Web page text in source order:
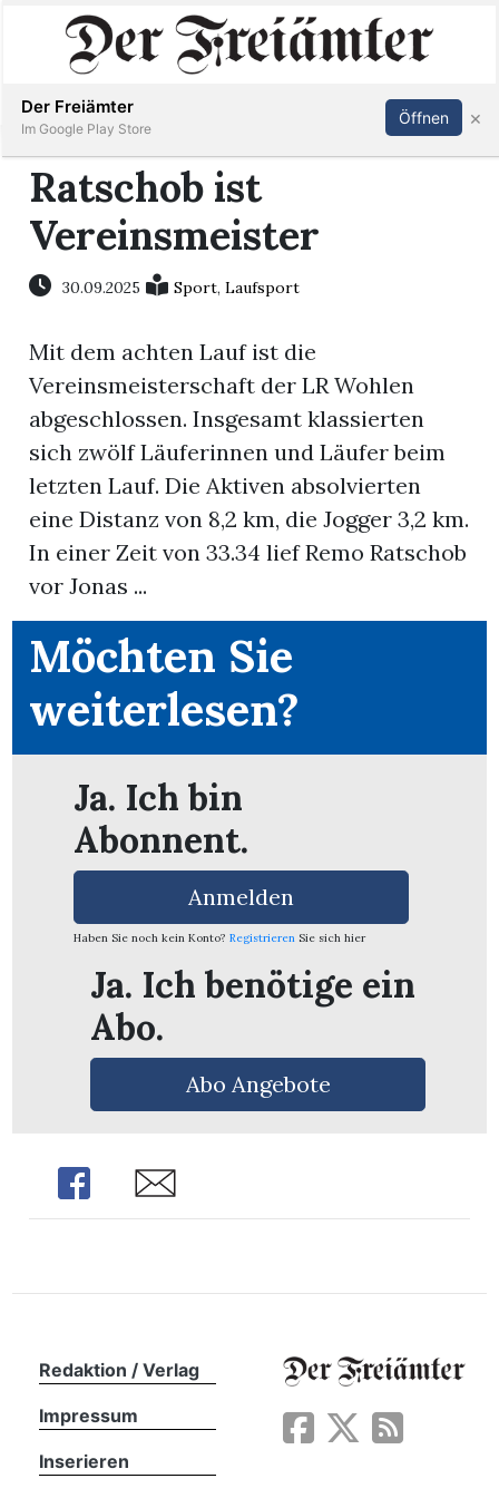
Immobilien
Veranstaltungen
Stellen
E-
Paper
Newsletter
App
Inserieren Abonnieren Anmelden
Ratschob ist
Vereinsmeister
30.09.2025 Sport,Laufsport
Mit dem achten Lauf ist die
Vereinsmeisterschaft der LR Wohlen
abgeschlossen. Insgesamt klassierten
sich zwölf Läuferinnen und Läufer beim
letzten Lauf. Die Aktiven absolvierten
eine Distanz von 8,2 km, die Jogger 3,2 km.
In einer Zeit von 33.34 lief Remo Ratschob
vor Jonas ...
Möchten Sie
weiterlesen?
Ja. Ich bin
Abonnent.
Anmelden
Haben Sie noch kein Konto? Registrieren Sie sich hier
Ja. Ich benötige ein
Abo.
Abo Angebote
Share Share
Redaktion / Verlag
Impressum
Inserieren
Der Freiämter
Im Google Play Store
Öffnen ×